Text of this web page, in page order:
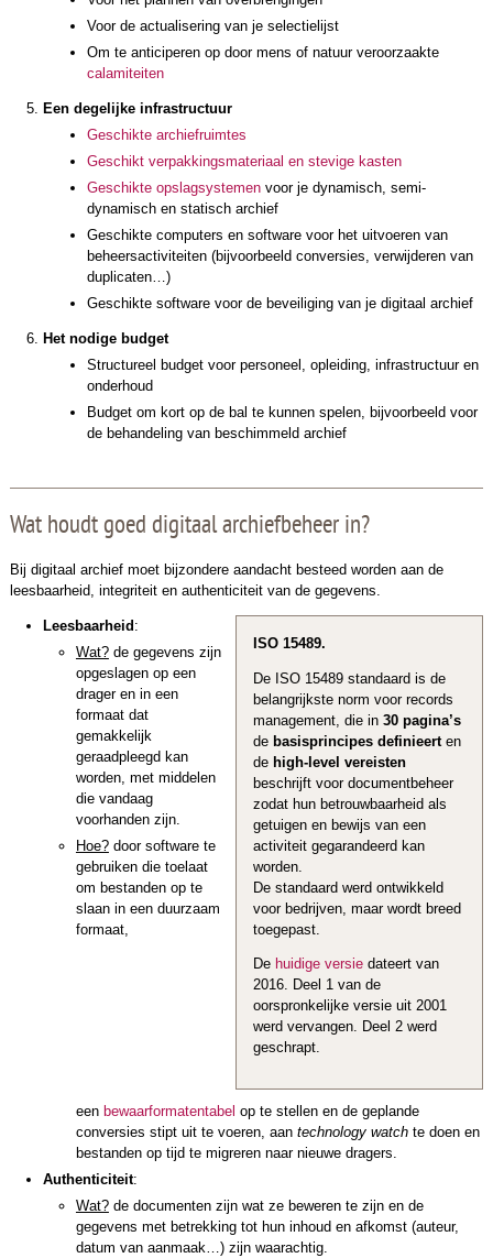
Voor de actualisering van je selectielijst
Om te anticiperen op door mens of natuur veroorzaakte
calamiteiten
Een degelijke infrastructuur
Geschikte archiefruimtes
Geschikt verpakkingsmateriaal en stevige kasten
Geschikte opslagsystemenvoor je dynamisch, semi-
dynamisch en statisch archief
Geschikte computers en software voor het uitvoeren van
beheersactiviteiten (bijvoorbeeld conversies, verwijderen van
duplicaten…)
Geschikte software voor de beveiliging van je digitaal archief
Het nodige budget
Structureel budget voor personeel, opleiding, infrastructuur en
onderhoud
Budget om kort op de bal te kunnen spelen, bijvoorbeeld voor
de behandeling van beschimmeld archief
Wat houdt goed digitaal archiefbeheer in?
Bij digitaal archief moet bijzondere aandacht besteed worden aan de
leesbaarheid, integriteit en authenticiteit van de gegevens.
ISO 15489.
De ISO 15489 standaard is de
belangrijkste norm voor records
management, die in 30 pagina’s
de basisprincipes definieerten
de high-level vereisten
beschrijft voor documentbeheer
zodat hun betrouwbaarheid als
getuigen en bewijs van een
activiteit gegarandeerd kan
worden.
De standaard werd ontwikkeld
voor bedrijven, maar wordt breed
toegepast.
De huidige versiedateert van
2016. Deel 1 van de
oorspronkelijke versie uit 2001
werd vervangen. Deel 2 werd
geschrapt.
Leesbaarheid :
Wat?de gegevens zijn
opgeslagen op een
drager en in een
formaat dat
gemakkelijk
geraadpleegd kan
worden, met middelen
die vandaag
voorhanden zijn.
Hoe?door software te
gebruiken die toelaat
om bestanden op te
slaan in een duurzaam
formaat,
een bewaarformatentabel op te stellen en de geplande
conversies stipt uit te voeren, aan technology watchte doen en
bestanden op tijd te migreren naar nieuwe dragers.
Authenticiteit:
Wat?de documenten zijn wat ze beweren te zijn en de
gegevens met betrekking tot hun inhoud en afkomst (auteur,
datum van aanmaak…) zijn waarachtig.